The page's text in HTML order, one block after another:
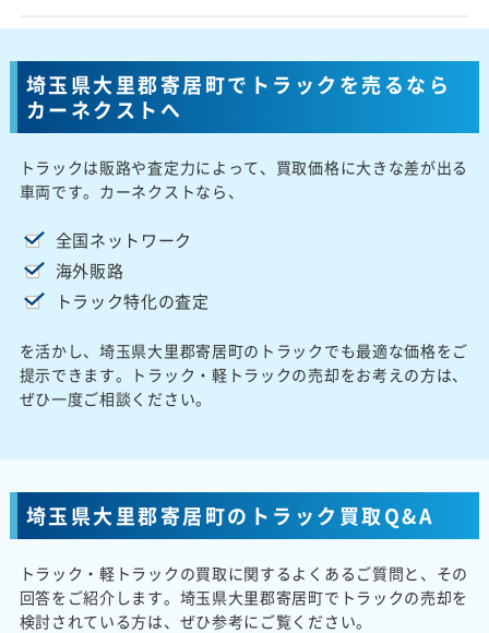
埼玉県大里郡寄居町でトラックを売るなら
カーネクストへ
トラックは販路や査定力によって、買取価格に大きな差が出る
車両です。カーネクストなら、
全国ネットワーク
海外販路
トラック特化の査定
を活かし、埼玉県大里郡寄居町のトラックでも最適な価格をご
提示できます。トラック・軽トラックの売却をお考えの方は、
ぜひ一度ご相談ください。
埼玉県大里郡寄居町のトラック買取Q&A
トラック・軽トラックの買取に関するよくあるご質問と、その
回答をご紹介します。埼玉県大里郡寄居町でトラックの売却を
検討されている方は、ぜひ参考にご覧ください。